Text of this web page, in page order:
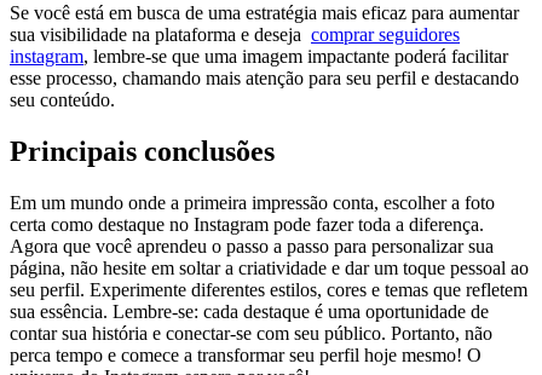
Se você⁢ está em busca de uma estratégia mais ⁤eficaz para aumentar
sua​ visibilidade na plataforma e deseja ‍ comprar seguidores
instagram, ‍lembre-se ⁢que uma⁤ imagem impactante​ poderá facilitar
esse​ processo, chamando mais atenção para seu perfil e ⁤destacando
seu conteúdo.
Principais conclusões
Em um mundo onde⁤ a primeira‍ impressão ‌conta,⁤ escolher a foto
certa como destaque​ no Instagram pode fazer toda a diferença.
Agora que você aprendeu o‌ passo a passo para personalizar⁤ sua
‌página, não hesite em soltar⁢ a criatividade e ‍dar um toque ​pessoal ao
seu perfil. Experimente ‌diferentes estilos, cores e temas que refletem
sua‍ essência. Lembre-se: cada destaque é⁣ uma ‌oportunidade de
contar sua história ⁣e‍ conectar-se com seu‍ público. ‍Portanto, ‌não
perca ‌tempo‍ e comece a ​transformar seu perfil hoje mesmo! ⁣O